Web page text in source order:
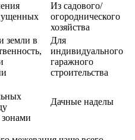
Из садового/
огороднического
хозяйства
земли в
Для
индивидуального
гаражного
строительства
Дачные наделы